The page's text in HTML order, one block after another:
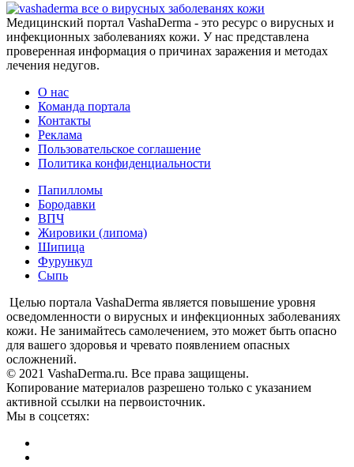
все о вирусных заболеванях кожи
Медицинский портал VashaDerma - это ресурс о вирусных и
инфекционных заболеваниях кожи. У нас представлена
проверенная информация о причинах заражения и методах
лечения недугов.
О нас
Команда портала
Контакты
Реклама
Пользовательское соглашение
Политика конфиденциальности
Папилломы
Бородавки
ВПЧ
Жировики (липома)
Шипица
Фурункул
Сыпь
Целью портала VashaDerma является повышение уровня
осведомленности о вирусных и инфекционных заболеваниях
кожи. Не занимайтесь самолечением, это может быть опасно
для вашего здоровья и чревато появлением опасных
осложнений.
© 2021 VashaDerma.ru. Все права защищены.
Копирование материалов разрешено только с указанием
активной ссылки на первоисточник.
Мы в соцсетях: